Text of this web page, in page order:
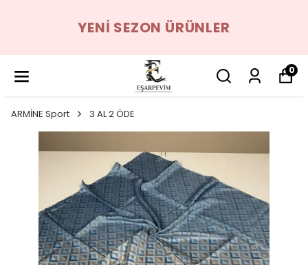
YENI SEZON ÜRÜNLER
0
ARMİNE Sport 3 AL 2 ÖDE